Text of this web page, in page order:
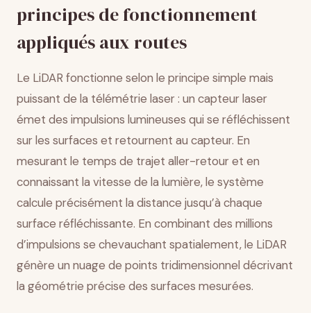
principes de fonctionnement
appliqués aux routes
Le LiDAR fonctionne selon le principe simple mais
puissant de la télémétrie laser : un capteur laser
émet des impulsions lumineuses qui se réfléchissent
sur les surfaces et retournent au capteur. En
mesurant le temps de trajet aller-retour et en
connaissant la vitesse de la lumière, le système
calcule précisément la distance jusqu’à chaque
surface réfléchissante. En combinant des millions
d’impulsions se chevauchant spatialement, le LiDAR
génère un nuage de points tridimensionnel décrivant
la géométrie précise des surfaces mesurées.